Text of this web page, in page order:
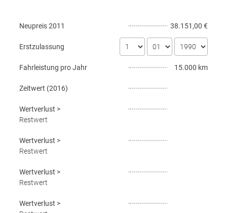
Neupreis2011 38.151,00 €
Erstzulassung
Fahrleistung pro Jahr 15.000 km
Zeitwert (2016)
Wertverlust >
Restwert
Wertverlust >
Restwert
Wertverlust >
Restwert
Wertverlust >